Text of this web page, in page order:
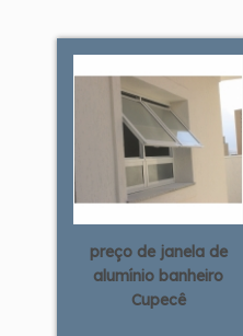
preço de janela de
alumínio banheiro
Cupecê